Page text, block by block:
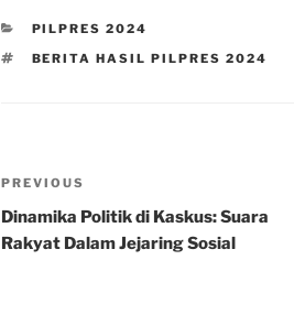
CATEGORIES
PILPRES 2024
TAGS
BERITA HASIL PILPRES 2024
Post
navigation
Previous
Post
PREVIOUS
Dinamika Politik di Kaskus: Suara
Rakyat Dalam Jejaring Sosial